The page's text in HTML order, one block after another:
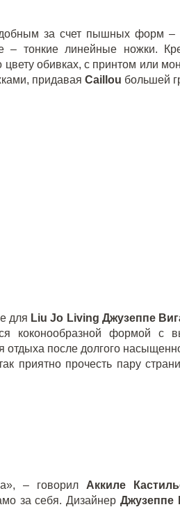
за счет пышных форм
– тонкие линейные ножки.
цвету обивках, с принтом или
придавая Caillou большей
для Liu Jo Living Джузеппе
коконообразной формой с
после долгого
приятно прочесть пару
– говорил Аккиле
за себя. Дизайнер Джузеппе